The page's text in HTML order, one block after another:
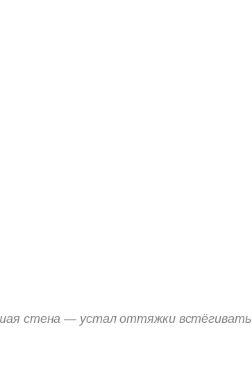
стена — устал оттяжки встёгивать